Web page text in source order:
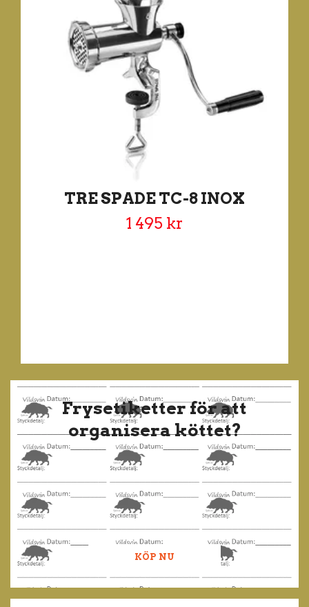
Frysetiketter för att
organisera köttet?
KÖP NU
TRE SPADE TC-8 INOX
1 495 kr